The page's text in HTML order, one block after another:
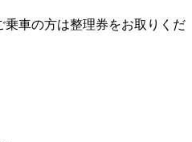
車の方は整理券をお取りくだ